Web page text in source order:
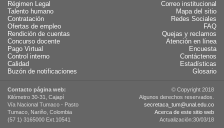
Régimen Legal
Talento humano
Contratación
Ofertas de empleo
Rendición de cuentas
Concurso docente
Pago Virtual
Control interno
Calidad
Buzón de notificaciones
Correo institucional
Mapa del sitio
Redes Sociales
FAQ
Quejas y reclamos
Atención en línea
Encuesta
Contáctenos
Estadísticas
Glosario
Contacto página web:
Kilómetro 30-31, Cajapí
Vía Nacional Tumaco - Pasto
Tumaco, Nariño, Colombia
(57 1) 3165000 Ext.10541
© Copyright 2018
Algunos derechos reservados.
secretaca_tum@unal.edu.co
Acerca de este sitio web
Actualización:30/03/18